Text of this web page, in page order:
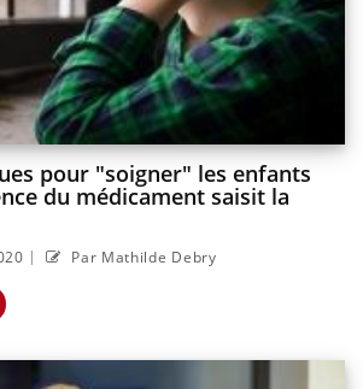
pour "soigner" les enfants
du médicament saisit la
| Par Mathilde Debry